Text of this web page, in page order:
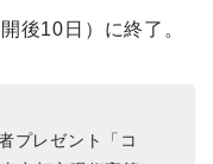
後10日）に終了。
プレゼント「コ